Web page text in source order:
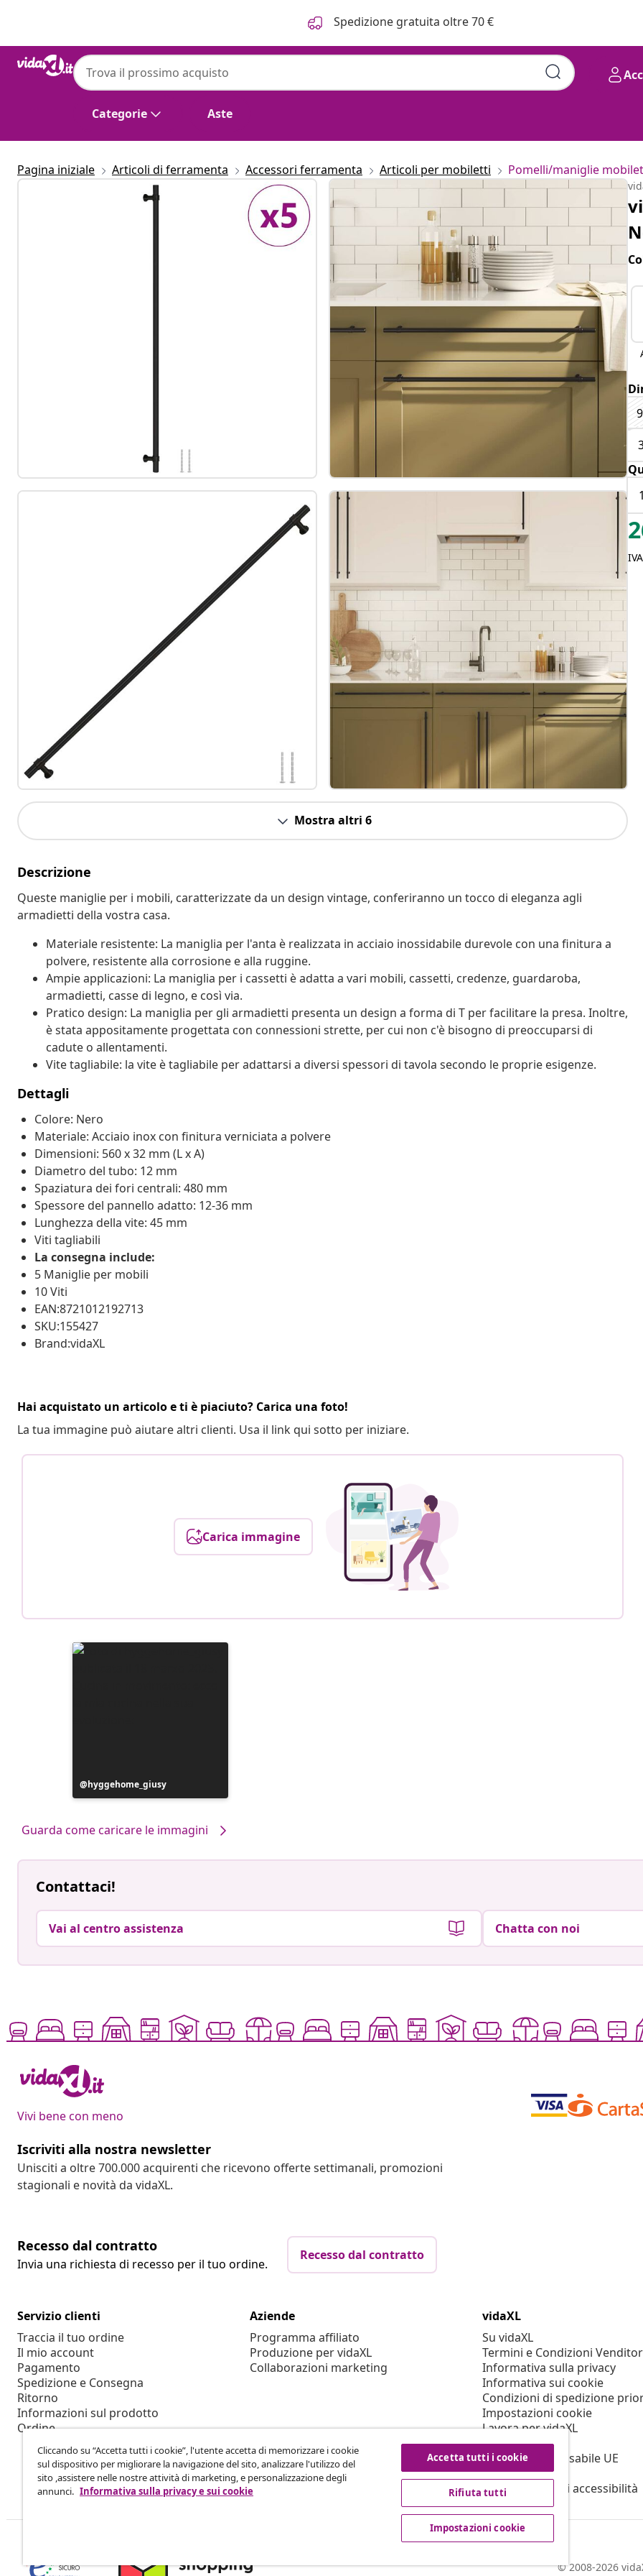
Spedizione gratuita oltre 70 €
Categorie Aste
Pagina iniziale Articoli di ferramenta Accessori ferramenta Articoli per mobiletti Pomelli/maniglie
Mostra altri 6
Descrizione
Queste maniglie per i mobili, caratterizzate da un design vintage, conferiranno un tocco di eleganza agli
armadietti della vostra casa.
Materiale resistente: La maniglia per l'anta è realizzata in acciaio inossidabile durevole con una finitura a
polvere, resistente alla corrosione e alla ruggine.
Ampie applicazioni: La maniglia per i cassetti è adatta a vari mobili, cassetti, credenze, guardaroba,
armadietti, casse di legno, e così via.
Pratico design: La maniglia per gli armadietti presenta un design a forma di T per facilitare la presa. Inoltre,
è stata appositamente progettata con connessioni strette, per cui non c'è bisogno di preoccuparsi di
cadute o allentamenti.
Vite tagliabile: la vite è tagliabile per adattarsi a diversi spessori di tavola secondo le proprie esigenze.
Dettagli
Colore: Nero
Materiale: Acciaio inox con finitura verniciata a polvere
Dimensioni: 560 x 32 mm (L x A)
Diametro del tubo: 12 mm
Spaziatura dei fori centrali: 480 mm
Spessore del pannello adatto: 12-36 mm
Lunghezza della vite: 45 mm
Viti tagliabili
La consegna include:
5 Maniglie per mobili
10 Viti
EAN:8721012192713
SKU:155427
Brand:vidaXL
Hai acquistato un articolo e ti è piaciuto? Carica una foto!
La tua immagine può aiutare altri clienti. Usa il link qui sotto per iniziare.
Carica immagine
Post
pubblicato
hyggehome_giusy
Guarda come caricare le immagini
Contattaci!
Vai al centro assistenza Chatta con noi
Vivi bene con meno
Iscriviti alla nostra newsletter
Unisciti a oltre 700.000 acquirenti che ricevono offerte settimanali, promozioni
stagionali e novità da vidaXL.
Recesso dal contratto
Invia una richiesta di recesso per il tuo ordine.
Recesso dal contratto
Servizio clienti
Traccia il tuo ordine
Il mio account
Pagamento
Spedizione e Consegna
Ritorno
Informazioni sul prodotto
Ordine
Aziende
Programma affiliato
Produzione per vidaXL
Collaborazioni marketing
vidaXL
Su vidaXL
Termini e Condizioni
Informativa sulla privacy
Informativa sui cookie
Condizioni di spedizione
Impostazioni cookie
Lavora per vidaXL
Sicurezza
Persona responsabile UE
Politica di EPR
Dichiarazione di accessibilità
© 2008-2026
Cliccando su “Accetta tutti i cookie”, l'utente accetta di memorizzare i cookie
sul dispositivo per migliorare la navigazione del sito, analizzare l'utilizzo del
sito ,assistere nelle nostre attività di marketing, e personalizzazione degli
annunci. Informativa sulla privacy e sui cookie
Accetta tutti i cookie
Rifiuta tutti
Impostazioni cookie